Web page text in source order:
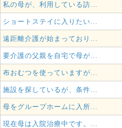
私の母が、利用している訪...
ショートステイに入りたい...
遠距離介護が始まっており...
要介護の父親を自宅で母が...
布おむつを使っていますが...
施設を探しているが、条件...
母をグループホームに入所...
現在母は入院治療中です。...